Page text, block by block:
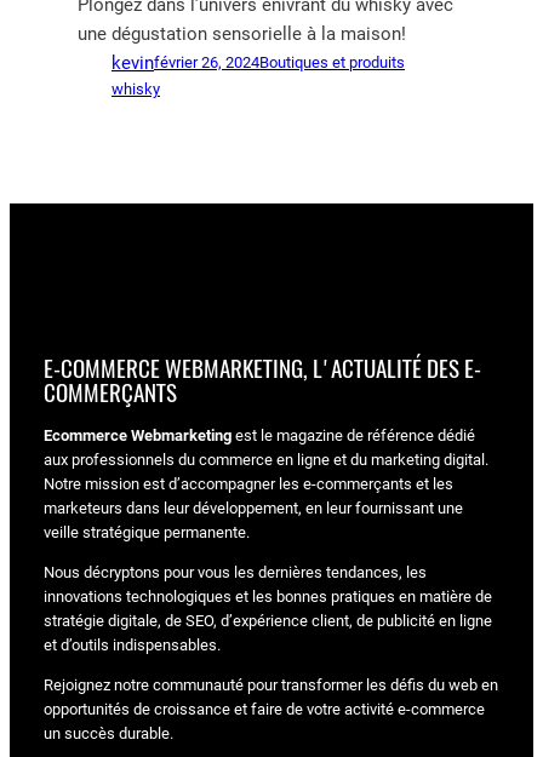
une dégustation sensorielle à la maison!
kevinfévrier 26, 2024Boutiques et produits
whisky
E-COMMERCE WEBMARKETING, L'ACTUALITÉ DES E-
COMMERÇANTS
Ecommerce Webmarketing est le magazine de référence dédié
aux professionnels du commerce en ligne et du marketing digital.
Notre mission est d’accompagner les e-commerçants et les
marketeurs dans leur développement, en leur fournissant une
veille stratégique permanente.
Nous décryptons pour vous les dernières tendances, les
innovations technologiques et les bonnes pratiques en matière de
stratégie digitale, de SEO, d’expérience client, de publicité en ligne
et d’outils indispensables.
Rejoignez notre communauté pour transformer les défis du web en
opportunités de croissance et faire de votre activité e-commerce
un succès durable.